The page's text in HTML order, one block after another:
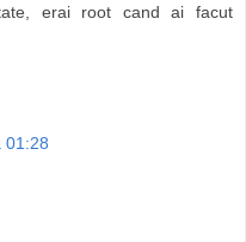
erai root cand ai facut
01:28